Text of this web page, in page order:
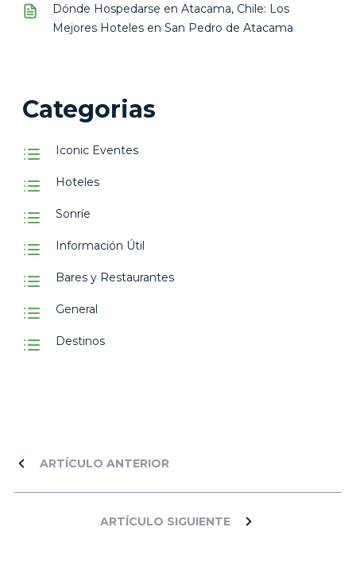
Dónde Hospedarse en Atacama, Chile: Los
Mejores Hoteles en San Pedro de Atacama
Categorias
Iconic Eventes
Hoteles
Sonríe
Información Útil
Bares y Restaurantes
General
Destinos
ARTÍCULO ANTERIOR
ARTÍCULO SIGUIENTE